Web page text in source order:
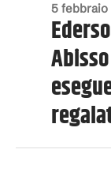
5 febbraio